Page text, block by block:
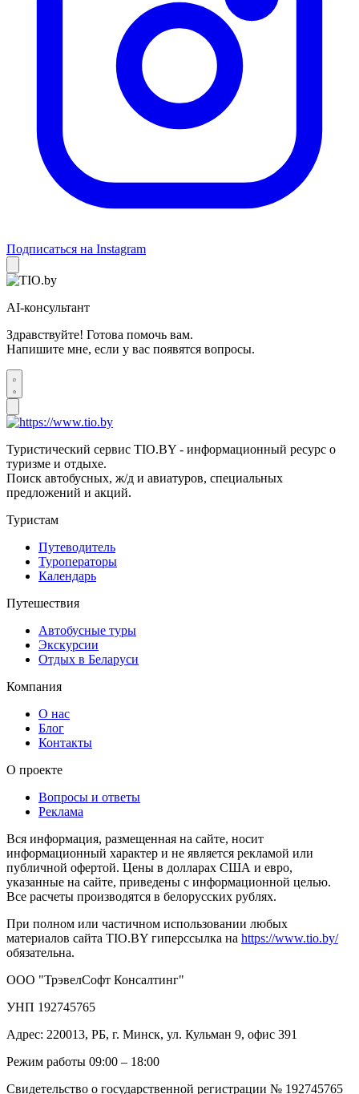
Подписаться на Instagram
AI-консультант
Здравствуйте! Готова помочь вам.
Напишите мне, если у вас появятся вопросы.
Туристический сервис TIO.BY - информационный ресурс о
туризме и отдыхе.
Поиск автобусных, ж/д и авиатуров, специальных
предложений и акций.
Туристам
Путеводитель
Туроператоры
Календарь
Путешествия
Автобусные туры
Экскурсии
Отдых в Беларуси
Компания
О нас
Блог
Контакты
О проекте
Вопросы и ответы
Реклама
Вся информация, размещенная на сайте, носит
информационный характер и не является рекламой или
публичной офертой. Цены в долларах США и евро,
указанные на сайте, приведены с информационной целью.
Все расчеты производятся в белорусских рублях.
При полном или частичном использовании любых
материалов сайта TIO.BY гиперссылка на https://www.tio.by/
обязательна.
ООО "ТрэвелСофт Консалтинг"
УНП 192745765
Адрес: 220013, РБ, г. Минск, ул. Кульман 9, офис 391
Режим работы 09:00 – 18:00
Свидетельство о государственной регистрации № 192745765